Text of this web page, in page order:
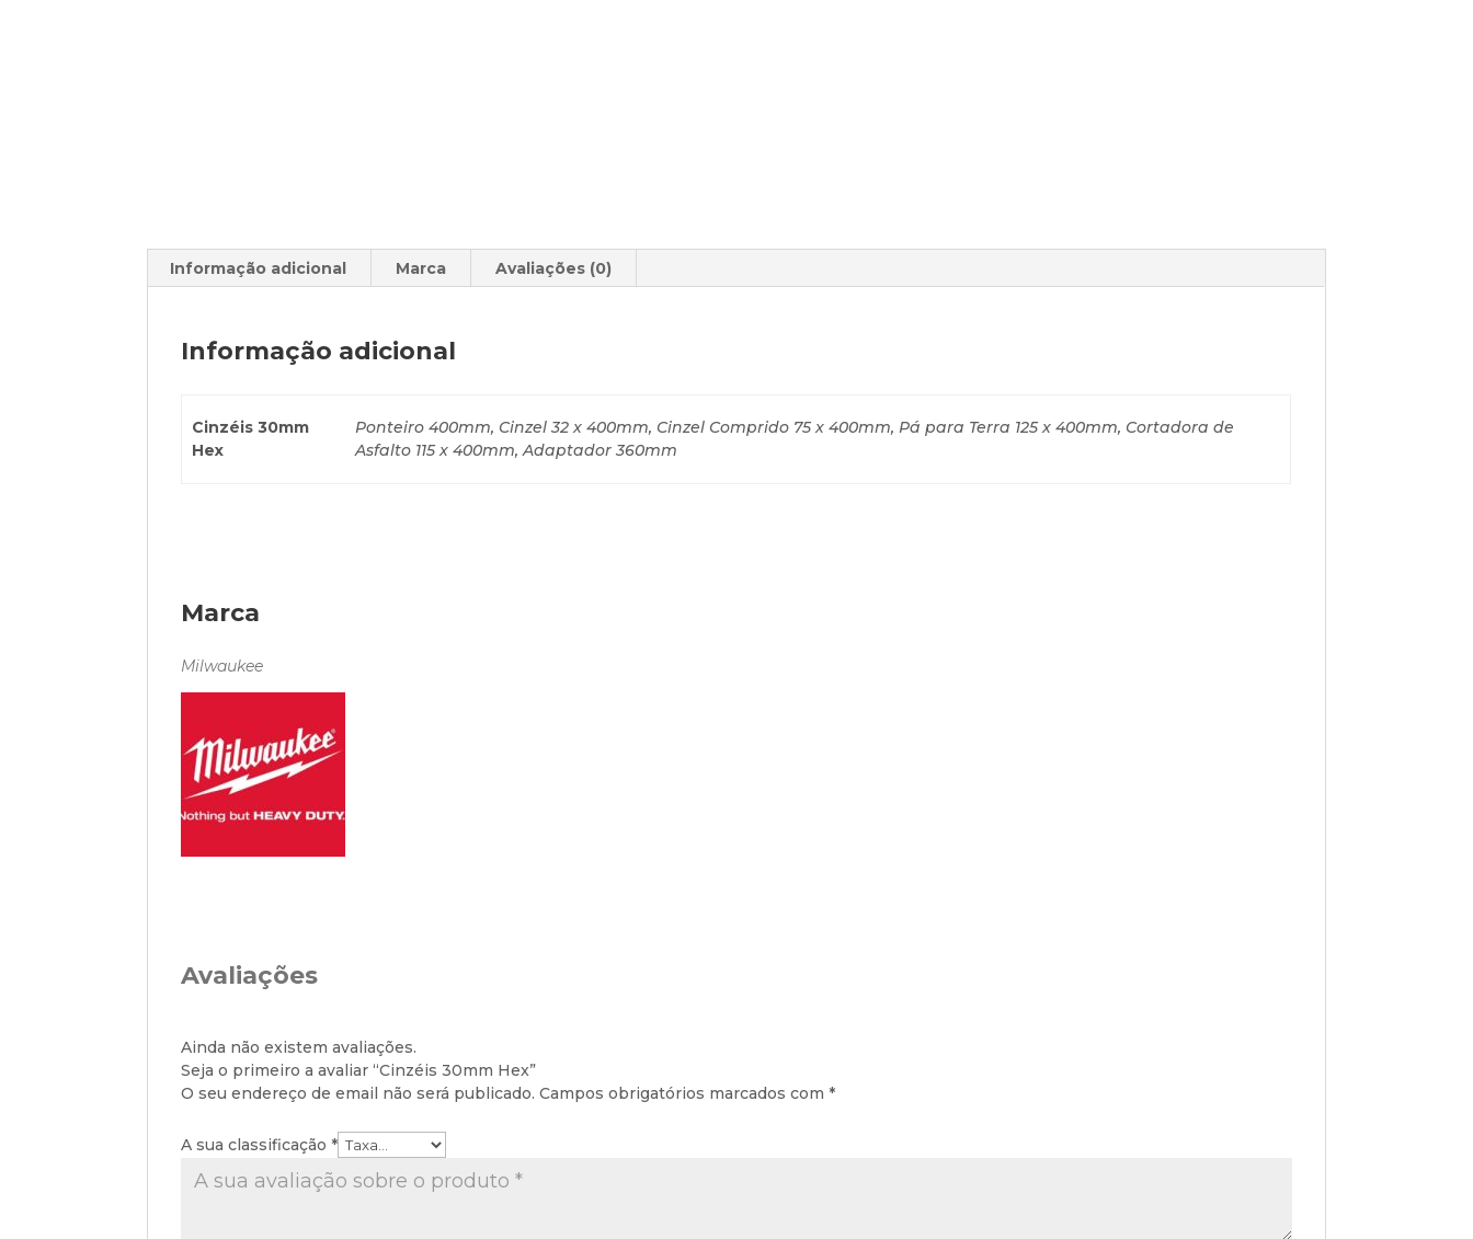
Informação adicional Marca Avaliações (0)
Informação adicional
Cinzéis 30mm
Hex
Ponteiro 400mm, Cinzel 32 x 400mm, Cinzel Comprido 75 x 400mm, Pá para Terra 125 x 400mm, Cortadora de
Asfalto 115 x 400mm, Adaptador 360mm
Marca
Milwaukee
Avaliações
Ainda não existem avaliações.
Seja o primeiro a avaliar “Cinzéis 30mm Hex”
O seu endereço de email não será publicado. Campos obrigatórios marcados com*
A sua classificação*